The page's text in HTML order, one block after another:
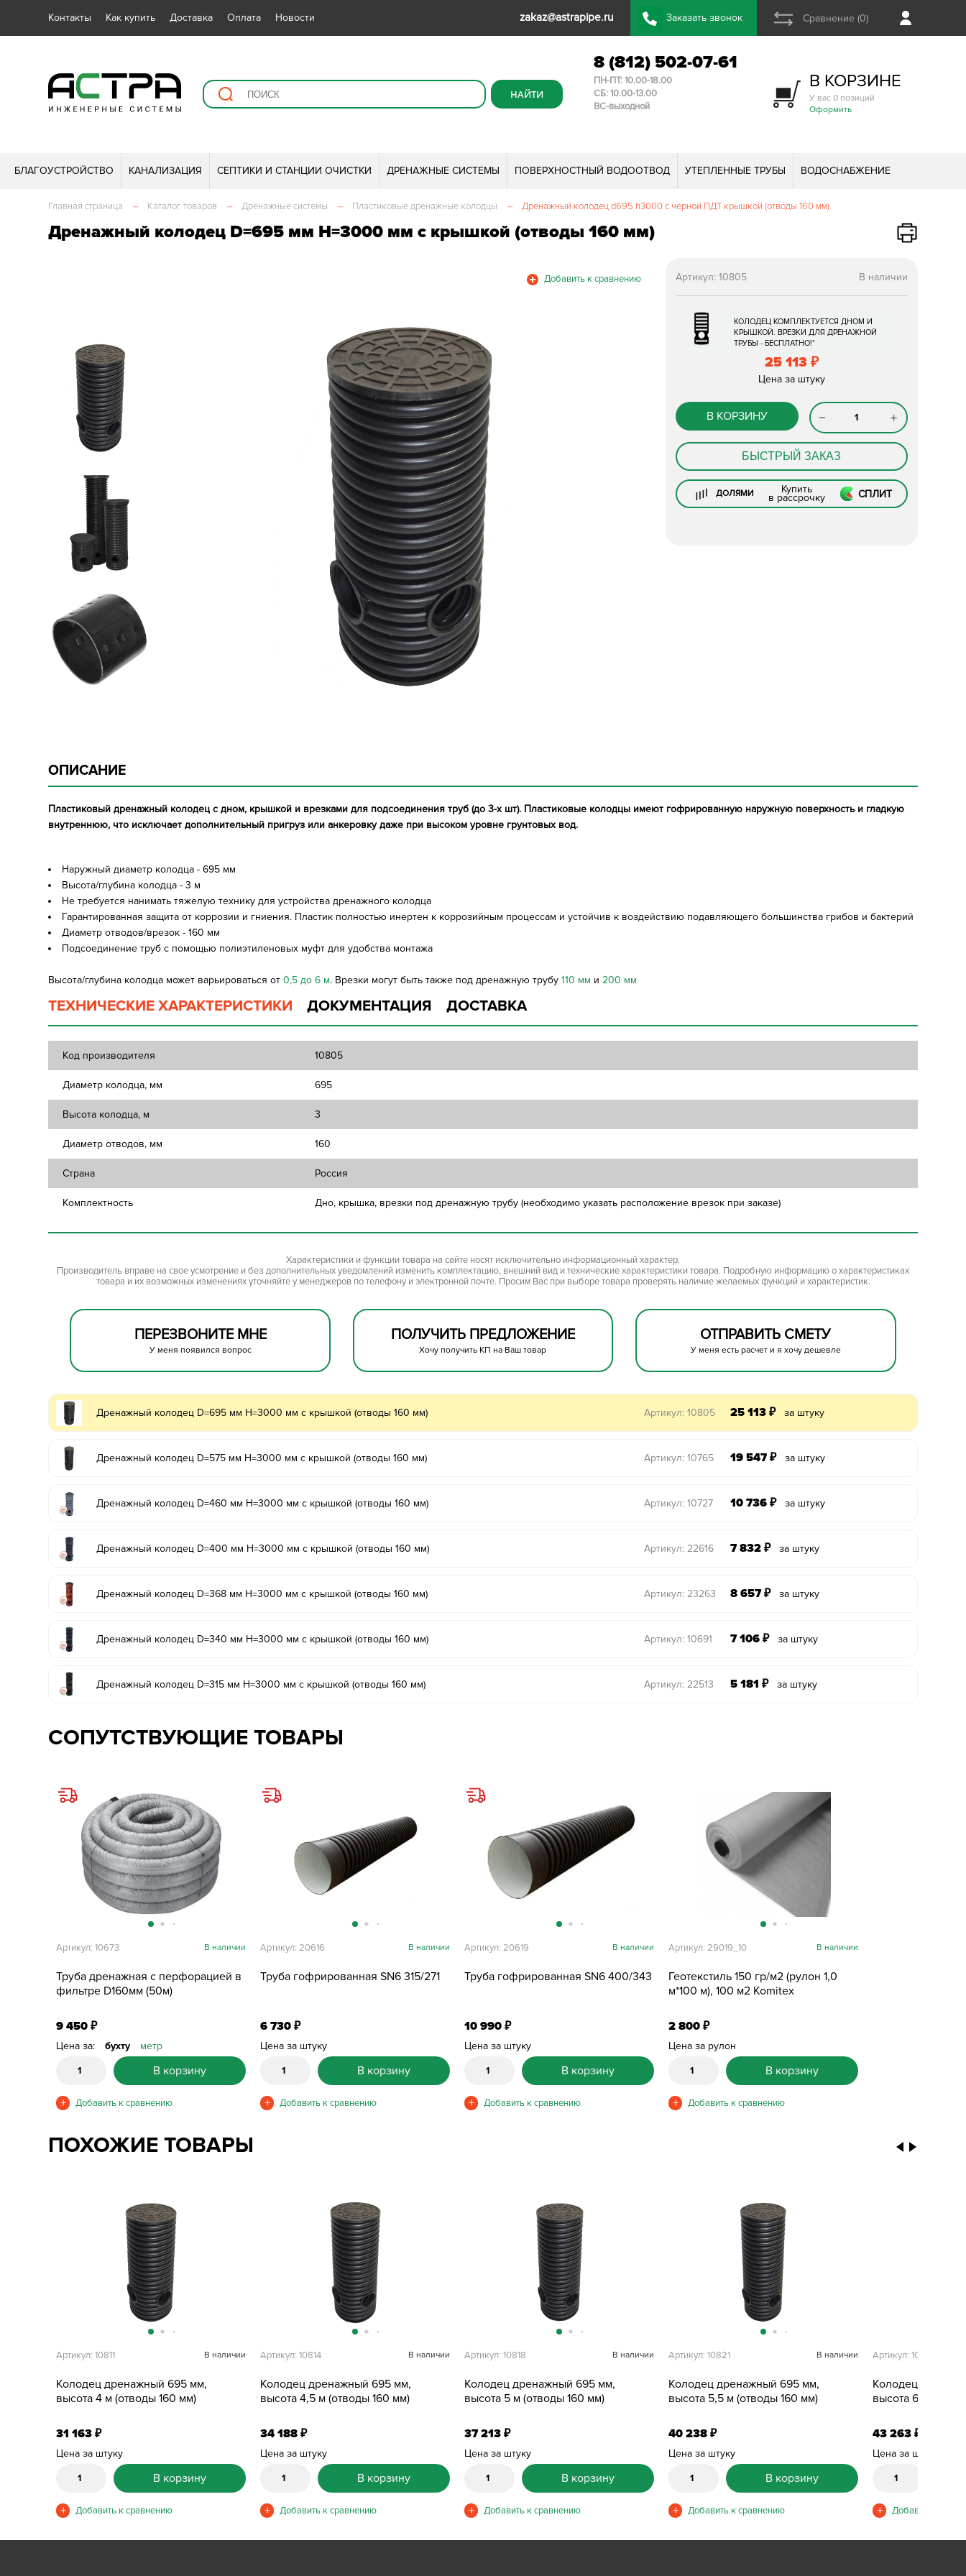
Контакты Как купить Доставка Оплата Новости zakaz@astrapipe.ru Заказать звонок Сравнение (0)
8 (812) 502-07-61
ПН-ПТ: 10.00-18.00
СБ: 10.00-13.00
ВС-выходной
В КОРЗИНЕ
У вас 0 позиций
Оформить
БЛАГОУСТРОЙСТВО КАНАЛИЗАЦИЯ СЕПТИКИ И СТАНЦИИ ОЧИСТКИ ДРЕНАЖНЫЕ СИСТЕМЫ ПОВЕРХНОСТНЫЙ ВОДООТВОД УТЕПЛЕННЫЕ ТРУБЫ ВОДОСНАБЖЕНИЕ
Главная страница – Каталог товаров – Дренажные системы – Пластиковые дренажные колодцы – Дренажный колодец d695 h3000 с черной ПДТ крышкой (отводы 160 мм)
Дренажный колодец D=695 мм H=3000 мм с крышкой (отводы 160 мм)
В наличии
Артикул:10805
КОЛОДЕЦ КОМПЛЕКТУЕТСЯ ДНОМ И
КРЫШКОЙ. ВРЕЗКИ ДЛЯ ДРЕНАЖНОЙ
ТРУБЫ - БЕСПЛАТНО!*
25 113 ₽
Цена за штуку
В КОРЗИНУ
БЫСТРЫЙ ЗАКАЗ
ДОЛЯМИ Купить
в рассрочку СПЛИТ
ОПИСАНИЕ
Пластиковый дренажный колодец с дном, крышкой и врезками для подсоединения труб (до 3-х шт). Пластиковые колодцы имеют гофрированную наружную поверхность и гладкую
внутреннюю, что исключает дополнительный пригруз или анкеровку даже при высоком уровне грунтовых вод.
Наружный диаметр колодца - 695 мм
Высота/глубина колодца - 3 м
Не требуется нанимать тяжелую технику для устройства дренажного колодца
Гарантированная защита от коррозии и гниения. Пластик полностью инертен к коррозийным процессам и устойчив к воздействию подавляющего большинства грибов и бактерий
Диаметр отводов/врезок - 160 мм
Подсоединение труб с помощью полиэтиленовых муфт для удобства монтажа
Высота/глубина колодца может варьироваться от0,5 до 6 м. Врезки могут быть также под дренажную трубу110 мм и200 мм
ТЕХНИЧЕСКИЕ ХАРАКТЕРИСТИКИ ДОКУМЕНТАЦИЯ ДОСТАВКА
Код производителя 10805
Диаметр колодца, мм 695
Высота колодца, м 3
Диаметр отводов, мм 160
Страна Россия
Комплектность Дно, крышка, врезки под дренажную трубу (необходимо указать расположение врезок при заказе)
Характеристики и функции товара на сайте носят исключительно информационный характер.
Производитель вправе на свое усмотрение и без дополнительных уведомлений изменить комплектацию, внешний вид и технические характеристики товара. Подробную информацию о характеристиках
товара и их возможных изменениях уточняйте у менеджеров по телефону и электронной почте. Просим Вас при выборе товара проверять наличие желаемых функций и характеристик.
ПЕРЕЗВОНИТЕ МНЕ
У меня появился вопрос
ПОЛУЧИТЬ ПРЕДЛОЖЕНИЕ
Хочу получить КП на Ваш товар
ОТПРАВИТЬ СМЕТУ
У меня есть расчет и я хочу дешевле
Дренажный колодец D=695 мм H=3000 мм с крышкой (отводы 160 мм) Артикул: 10805 25 113 ₽ за штуку
Дренажный колодец D=575 мм H=3000 мм с крышкой (отводы 160 мм) Артикул: 10765 19 547 ₽ за штуку
Дренажный колодец D=460 мм H=3000 мм с крышкой (отводы 160 мм) Артикул: 10727 10 736 ₽ за штуку
Дренажный колодец D=400 мм H=3000 мм с крышкой (отводы 160 мм) Артикул: 22616 7 832 ₽ за штуку
Дренажный колодец D=368 мм H=3000 мм с крышкой (отводы 160 мм) Артикул: 23263 8 657 ₽ за штуку
Дренажный колодец D=340 мм H=3000 мм с крышкой (отводы 160 мм) Артикул: 10691 7 106 ₽ за штуку
Дренажный колодец D=315 мм H=3000 мм с крышкой (отводы 160 мм) Артикул: 22513 5 181 ₽ за штуку
СОПУТСТВУЮЩИЕ ТОВАРЫ
Труба дренажная с перфорацией в
фильтре D160мм (50м)
Артикул: 10673 В наличии
9 450₽
Цена за: бухту метр
В корзину
Труба гофрированная SN6 315/271
Артикул: 20616 В наличии
6 730₽
Цена за штуку
В корзину
Труба гофрированная SN6 400/343
Артикул: 20619 В наличии
10 990₽
Цена за штуку
В корзину
Геотекстиль 150 гр/м2 (рулон 1,0
м*100 м), 100 м2 Komitex
Артикул: 29019_10 В наличии
2 800₽
Цена за рулон
В корзину
ПОХОЖИЕ ТОВАРЫ
Колодец дренажный 695 мм,
высота 4 м (отводы 160 мм)
Артикул: 10811 В наличии
31 163₽
Цена за штуку
В корзину
Колодец дренажный 695 мм,
высота 4,5 м (отводы 160 мм)
Артикул: 10814 В наличии
34 188₽
Цена за штуку
В корзину
Колодец дренажный 695 мм,
высота 5 м (отводы 160 мм)
Артикул: 10818 В наличии
37 213₽
Цена за штуку
В корзину
Колодец дренажный 695 мм,
высота 5,5 м (отводы 160 мм)
Артикул: 10821 В наличии
40 238₽
Цена за штуку
В корзину
Колодец
высота 6 м
Артикул: 10824
43 263₽
Цена за штуку